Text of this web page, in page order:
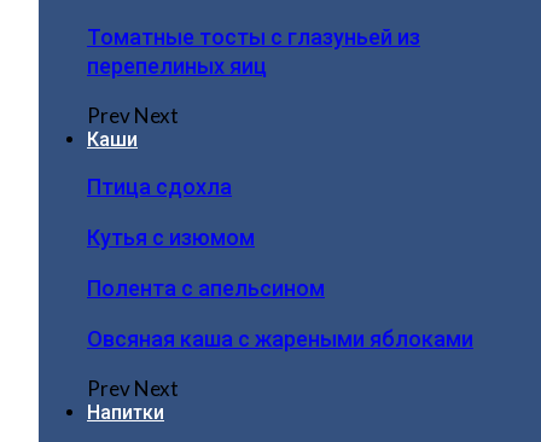
Томатные тосты с глазуньей из
перепелиных яиц
PrevNext
Каши
Птица сдохла
Кутья с изюмом
Полента с апельсином
Овсяная каша с жареными яблоками
PrevNext
Напитки